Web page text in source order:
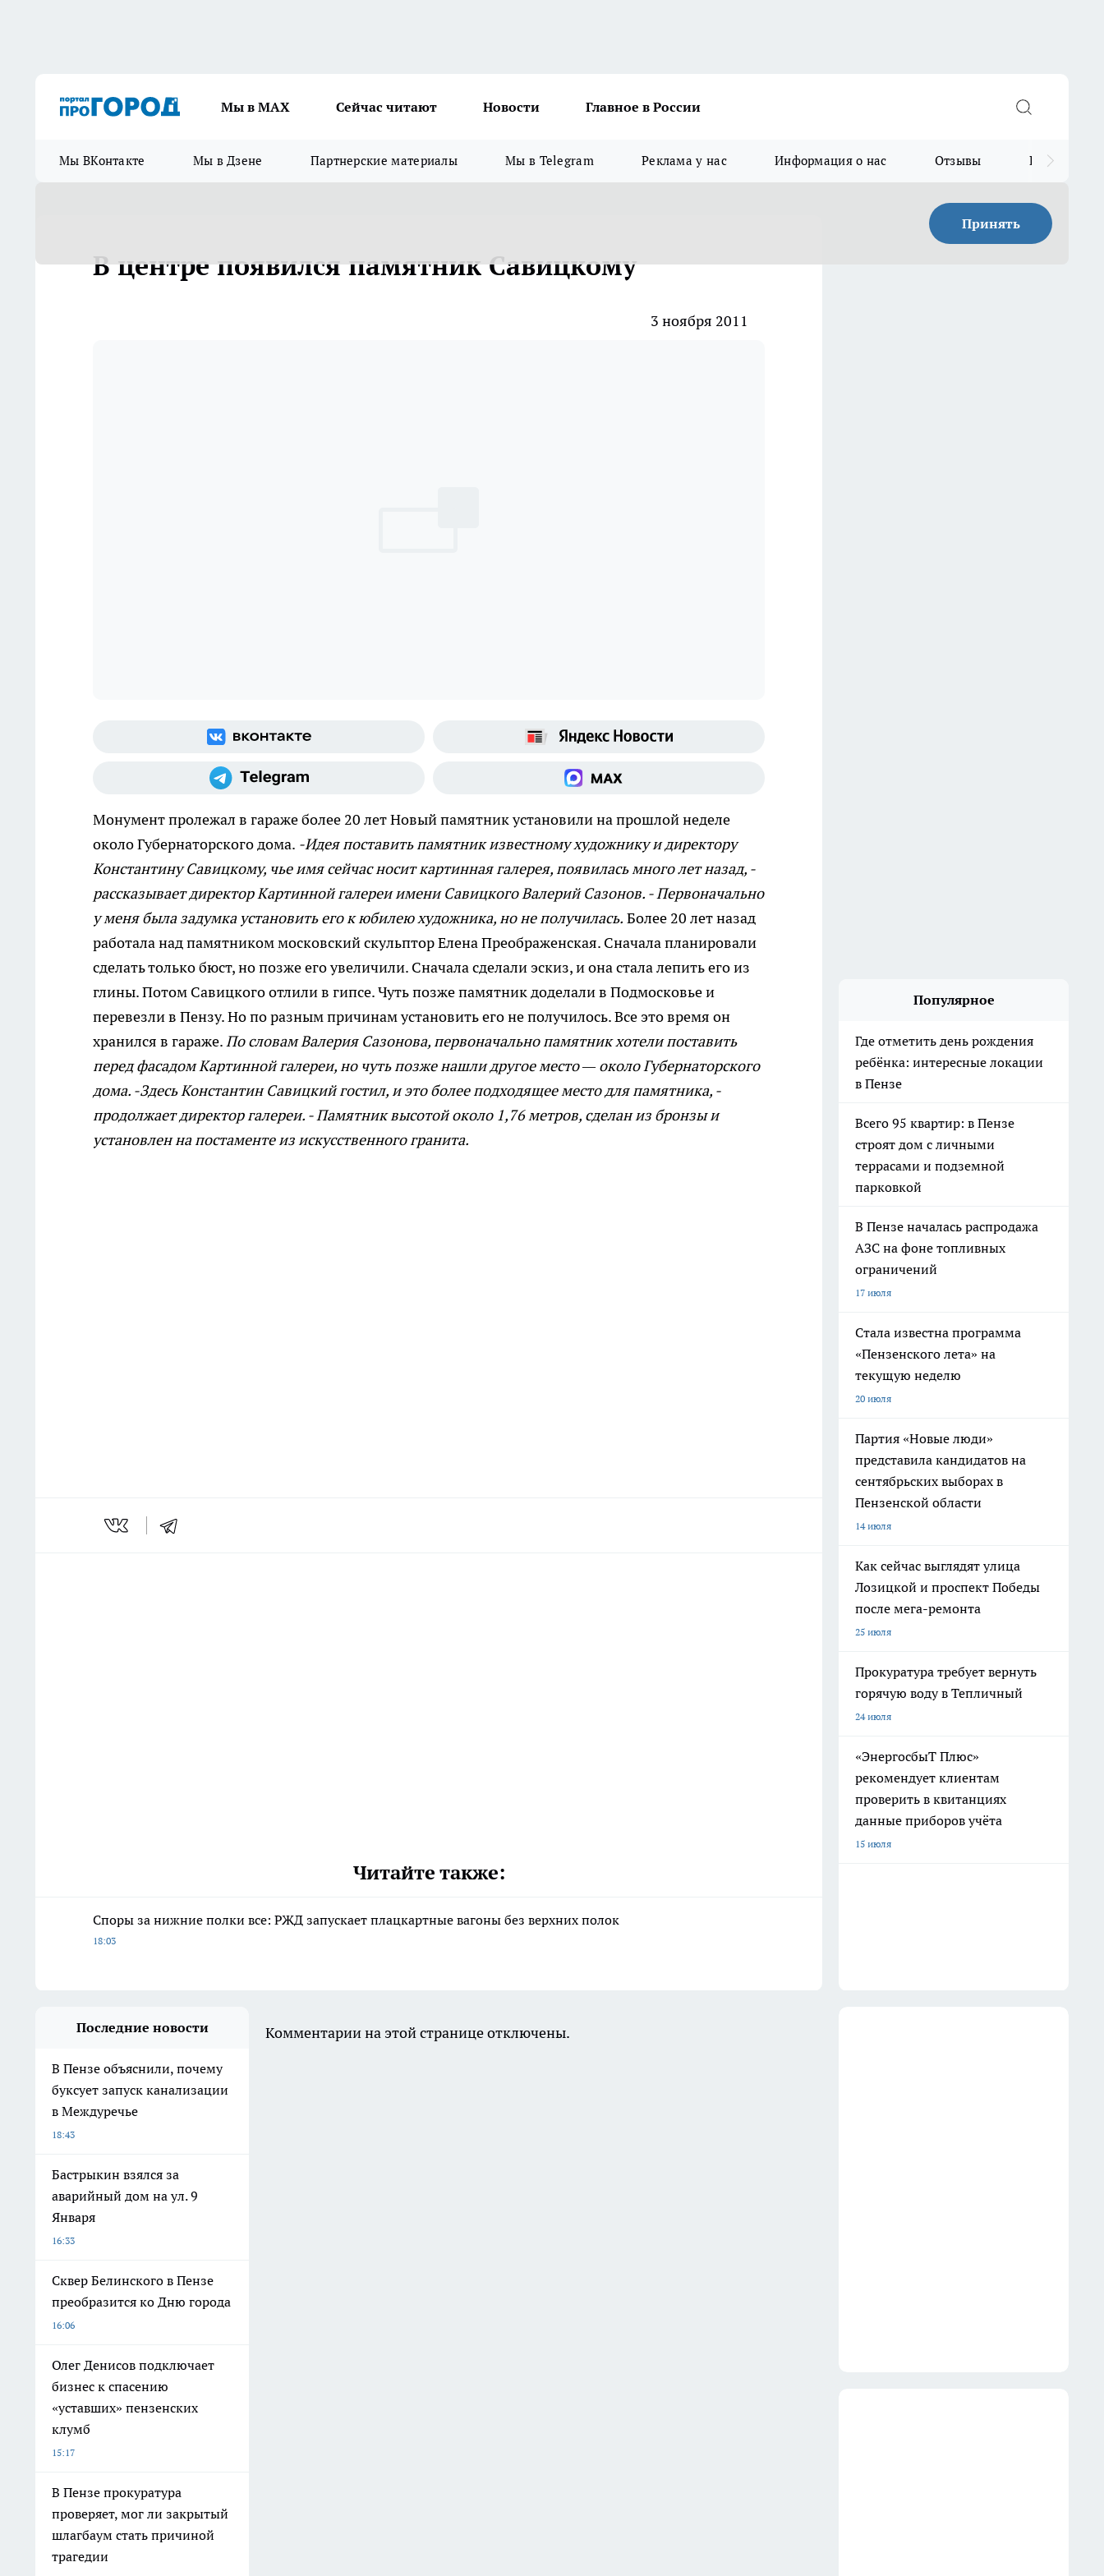
Мы в МАХ Сейчас читают Новости Главное в России
Мы ВКонтакте Мы в Дзене Партнерские материалы Мы в Telegram Реклама у нас Информация о нас Отзывы Прайс для
Принять
В центре появился памятник Савицкому
3 ноября 2011
Монумент пролежал в гараже более 20 летНовый памятник установили на прошлой неделе
около Губернаторского дома. -Идея поставить памятник известному художнику и директору
Константину Савицкому, чье имя сейчас носит картинная галерея, появилась много лет назад, -
рассказывает директор Картинной галереи имени Савицкого Валерий Сазонов. - Первоначально
у меня была задумка установить его к юбилею художника, но не получилась. Более 20 лет назад
работала над памятником московский скульптор Елена Преображенская. Сначала планировали
сделать только бюст, но позже его увеличили. Сначала сделали эскиз, и она стала лепить его из
глины. Потом Савицкого отлили в гипсе. Чуть позже памятник доделали в Подмосковье и
перевезли в Пензу. Но по разным причинам установить его не получилось. Все это время он
хранился в гараже.По словам Валерия Сазонова, первоначально памятник хотели поставить
перед фасадом Картинной галереи, но чуть позже нашли другое место — около Губернаторского
дома. -Здесь Константин Савицкий гостил, и это более подходящее место для памятника, -
продолжает директор галереи. - Памятник высотой около 1,76 метров, сделан из бронзы и
установлен на постаменте из искусственного гранита.
Читайте также:
Споры за нижние полки все: РЖД запускает плацкартные вагоны без верхних полок
18:03
Популярное
Где отметить день рождения
ребёнка: интересные локации
в Пензе
Всего 95 квартир: в Пензе
строят дом с личными
террасами и подземной
парковкой
В Пензе началась распродажа
АЗС на фоне топливных
ограничений
17 июля
Стала известна программа
«Пензенского лета» на
текущую неделю
20 июля
Партия «Новые люди»
представила кандидатов на
сентябрьских выборах в
Пензенской области
14 июля
Как сейчас выглядят улица
Лозицкой и проспект Победы
после мега-ремонта
25 июля
Прокуратура требует вернуть
горячую воду в Тепличный
24 июля
«ЭнергосбыТ Плюс»
рекомендует клиентам
проверить в квитанциях
данные приборов учёта
15 июля
Последние новости
В Пензе объяснили, почему
буксует запуск канализации
в Междуречье
18:43
Бастрыкин взялся за
аварийный дом на ул. 9
Января
16:33
Сквер Белинского в Пензе
преобразится ко Дню города
16:06
Олег Денисов подключает
бизнес к спасению
«уставших» пензенских
клумб
15:17
В Пензе прокуратура
проверяет, мог ли закрытый
шлагбаум стать причиной
трагедии
Комментарии на этой странице отключены.